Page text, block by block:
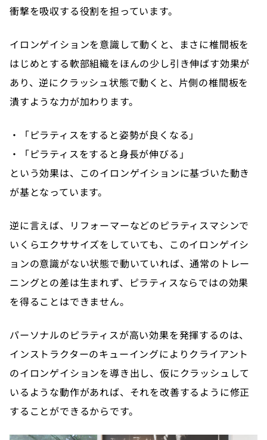
衝撃を吸収する役割を担っています。
イロンゲイションを意識して動くと、まさに椎間板を
はじめとする軟部組織をほんの少し引き伸ばす効果が
あり、逆にクラッシュ状態で動くと、片側の椎間板を
潰すような力が加わります。
・「ピラティスをすると姿勢が良くなる」
・「ピラティスをすると身長が伸びる」
という効果は、このイロンゲイションに基づいた動き
が基となっています。
逆に言えば、リフォーマーなどのピラティスマシンで
いくらエクササイズをしていても、このイロンゲイシ
ョンの意識がない状態で動いていれば、通常のトレー
ニングとの差は生まれず、ピラティスならではの効果
を得ることはできません。
パーソナルのピラティスが高い効果を発揮するのは、
インストラクターのキューイングによりクライアント
のイロンゲイションを導き出し、仮にクラッシュして
いるような動作があれば、それを改善するように修正
することができるからです。